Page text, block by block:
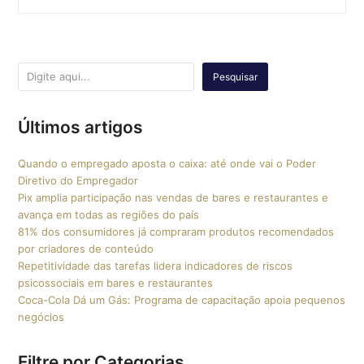
Pesquisar
Últimos artigos
Quando o empregado aposta o caixa: até onde vai o Poder
Diretivo do Empregador
Pix amplia participação nas vendas de bares e restaurantes e
avança em todas as regiões do país
81% dos consumidores já compraram produtos recomendados
por criadores de conteúdo
Repetitividade das tarefas lidera indicadores de riscos
psicossociais em bares e restaurantes
Coca-Cola Dá um Gás: Programa de capacitação apoia pequenos
negócios